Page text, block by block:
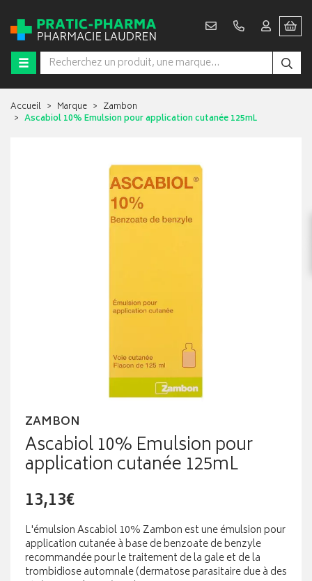
Accueil Marque
Zambon
Ascabiol 10% Emulsion pour application cutanée 125mL
ZAMBON
Ascabiol 10% Emulsion pour
application cutanée 125mL
13,13€
L'émulsion Ascabiol 10% Zambon est une émulsion pour
application cutanée à base de benzoate de benzyle
recommandée pour le traitement de la gale et de la
trombidiose automnale (dermatose parasitaire due à des